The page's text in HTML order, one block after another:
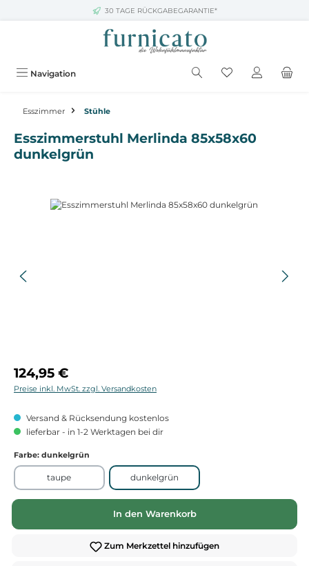
Zum Hauptinhalt springen30 TAGE RÜCKGABEGARANTIE*
Navigation
Esszimmer Stühle
Esszimmerstuhl Merlinda 85x58x60
dunkelgrün
Bildergalerie überspringen
Regulärer Preis:
124,95 €
Preise inkl. MwSt. zzgl. Versandkosten
Versand & Rücksendung kostenlos
lieferbar - in 1-2 Werktagen bei dir
Farbe: dunkelgrün
taupe dunkelgrün
In den Warenkorb
Zum Merkzettel hinzufügen